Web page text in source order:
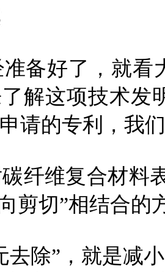
备好了，就看
解这项技术发
请的专利，我
纤维复合材料
剪切”相结合
除”，就是减